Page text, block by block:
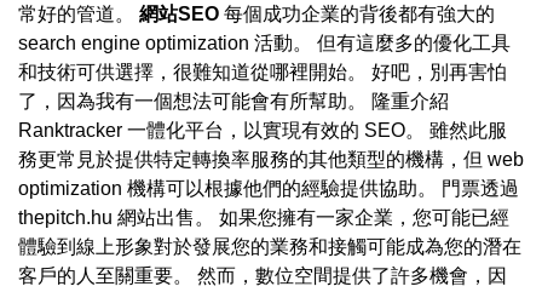
常好的管道。 網站SEO 每個成功企業的背後都有強大的
search engine optimization 活動。 但有這麼多的優化工具
和技術可供選擇，很難知道從哪裡開始。 好吧，別再害怕
了，因為我有一個想法可能會有所幫助。 隆重介紹
Ranktracker 一體化平台，以實現有效的 SEO。 雖然此服
務更常見於提供特定轉換率服務的其他類型的機構，但 web
optimization 機構可以根據他們的經驗提供協助。 門票透過
thepitch.hu 網站出售。 如果您擁有一家企業，您可能已經
體驗到線上形象對於發展您的業務和接觸可能成為您的潛在
客戶的人至關重要。 然而，數位空間提供了許多機會，因